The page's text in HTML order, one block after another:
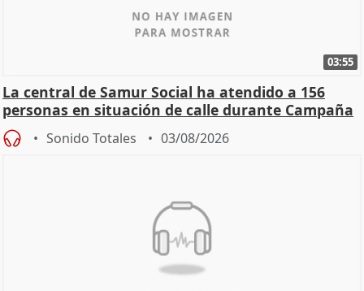
03:55
La central de Samur Social ha atendido a 156
personas en situación de calle durante Campaña
de Calor
Sonido Totales 03/08/2026